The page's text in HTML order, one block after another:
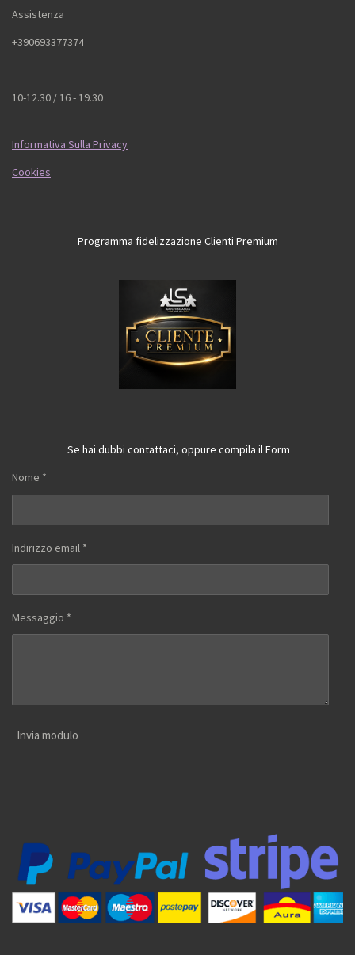
Assistenza
+390693377374
10-12.30 / 16 - 19.30
Informativa Sulla Privacy
Cookies
Programma fidelizzazione Clienti Premium
Se hai dubbi contattaci, oppure compila il Form
Nome *
Indirizzo email *
Messaggio *
Invia modulo